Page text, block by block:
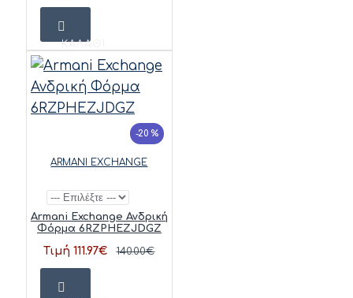
ΚΑΛΆΘΙ
-20 %
ARMANI EXCHANGE
Armani Exchange Ανδρική
Φόρμα 6RZPHEZJDGZ
Τιμή 111.97€ 140.00€